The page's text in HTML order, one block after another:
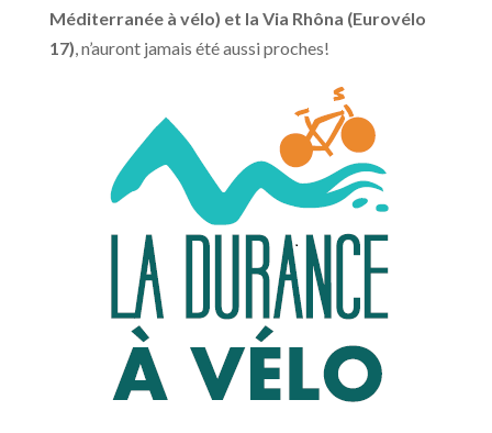
Méditerranée à vélo) et la Via Rhôna (Eurovélo
17), n’auront jamais été aussi proches!